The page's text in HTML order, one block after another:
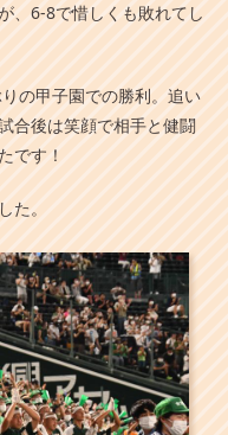
、6-8で惜しくも敗れてし
の甲子園での勝利。追い
合後は笑顔で相手と健闘
です！
た。